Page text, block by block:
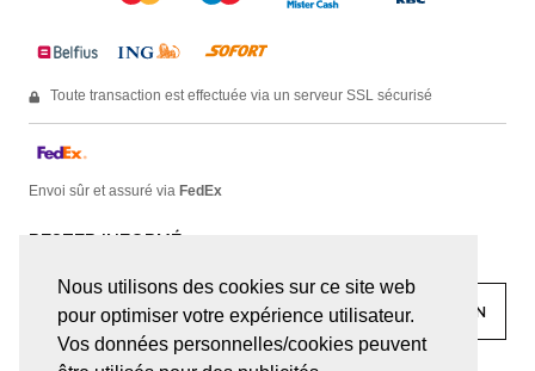
Nous utilisons des cookies sur ce site web
pour optimiser votre expérience utilisateur.
Vos données personnelles/cookies peuvent
Toute transaction est effectuée via un serveur SSL sécurisé
Envoi sûr et assuré via FedEx